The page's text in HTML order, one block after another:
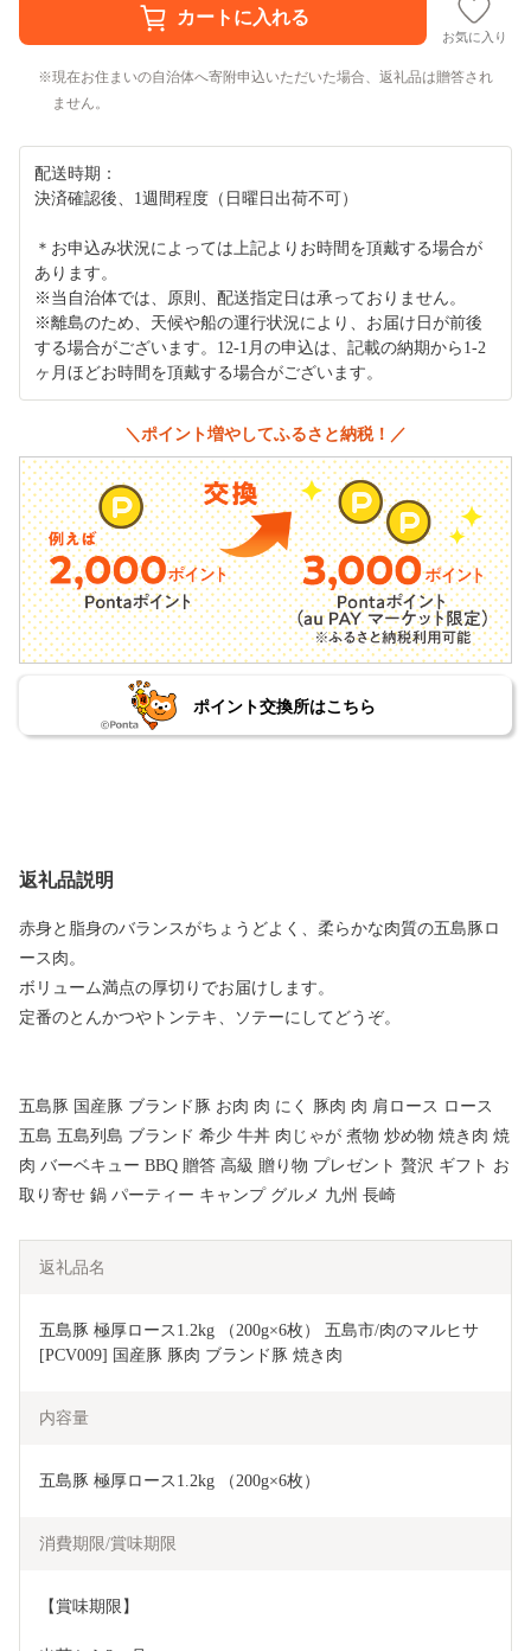
お気に入り
現在お住まいの自治体へ寄附申込いただいた場合、返礼品は贈答され
ません。
配送時期：
決済確認後、1週間程度（日曜日出荷不可）
＊お申込み状況によっては上記よりお時間を頂戴する場合が
あります。
※当自治体では、原則、配送指定日は承っておりません。
※離島のため、天候や船の運行状況により、お届け日が前後
する場合がございます。12-1月の申込は、記載の納期から1-2
ヶ月ほどお時間を頂戴する場合がございます。
＼ポイント増やしてふるさと納税！／
ポイント交換所はこちら
返礼品説明
赤身と脂身のバランスがちょうどよく、柔らかな肉質の五島豚ロ
ース肉。
ボリューム満点の厚切りでお届けします。
定番のとんかつやトンテキ、ソテーにしてどうぞ。
五島豚 国産豚 ブランド豚 お肉 肉 にく 豚肉 肉 肩ロース ロース
五島 五島列島 ブランド 希少 牛丼 肉じゃが 煮物 炒め物 焼き肉 焼
肉 バーベキュー BBQ 贈答 高級 贈り物 プレゼント 贅沢 ギフト お
取り寄せ 鍋 パーティー キャンプ グルメ 九州 長崎
返礼品名
五島豚 極厚ロース1.2kg （200g×6枚） 五島市/肉のマルヒサ
[PCV009] 国産豚 豚肉 ブランド豚 焼き肉
内容量
五島豚 極厚ロース1.2kg （200g×6枚）
消費期限/賞味期限
【賞味期限】